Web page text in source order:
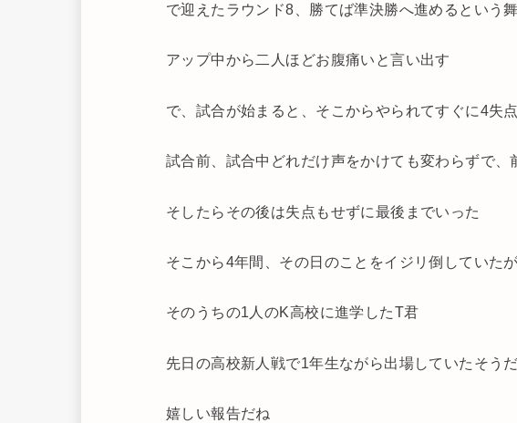
で迎えたラウンド8、勝てば準決勝へ進めるという
アップ中から二人ほどお腹痛いと言い出す
で、試合が始まると、そこからやられてすぐに4失点
試合前、試合中どれだけ声をかけても変わらずで、
そしたらその後は失点もせずに最後までいった
そこから4年間、その日のことをイジリ倒していたが
そのうちの1人のK高校に進学したT君
先日の高校新人戦で1年生ながら出場していたそうだ
嬉しい報告だね